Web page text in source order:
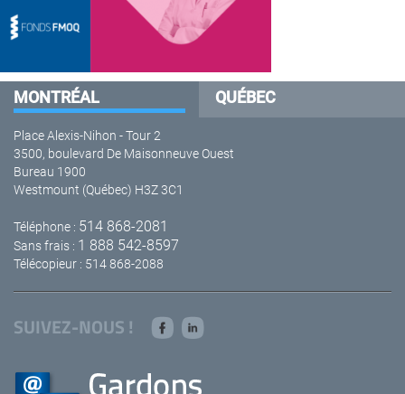
MONTRÉAL QUÉBEC
Place Alexis-Nihon - Tour 2
3500, boulevard De Maisonneuve Ouest
Bureau 1900
Westmount (Québec) H3Z 3C1
Téléphone : 514 868-2081
Sans frais : 1 888 542-8597
Télécopieur : 514 868-2088
SUIVEZ-NOUS !